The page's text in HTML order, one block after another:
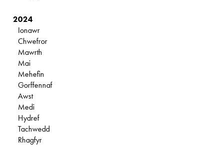
2024
Ionawr
Chwefror
Mawrth
Mai
Mehefin
Gorffennaf
Awst
Medi
Hydref
Tachwedd
Rhagfyr